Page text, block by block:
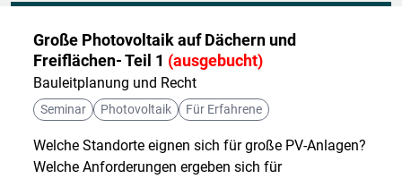
Große Photovoltaik auf Dächern und
Freiflächen- Teil 1 (ausgebucht)
Bauleitplanung und Recht
Seminar Photovoltaik Für Erfahrene
Welche Standorte eignen sich für große PV-Anlagen?
Welche Anforderungen ergeben sich für